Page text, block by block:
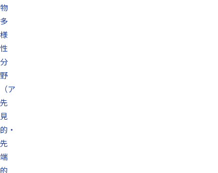
物
多
様
性
分
野
（ア
先
見
的・
先
端
的